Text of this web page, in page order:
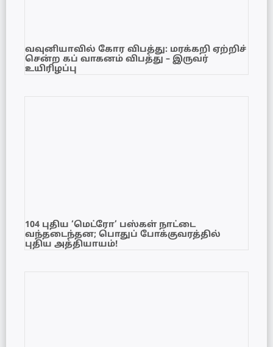
வவுனியாவில் கோர விபத்து: மரக்கறி ஏற்றிச்
சென்ற கப் வாகனம் விபத்து – இருவர்
உயிரிழப்பு
104 புதிய ‘மெட்ரோ’ பஸ்கள் நாட்டை
வந்தடைந்தன; பொதுப் போக்குவரத்தில்
புதிய அத்தியாயம்!